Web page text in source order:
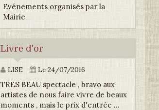
Evénements organisés par la
Mairie
Livre d'or
LISE Le 24/07/2016
TRES BEAU spectacle , bravo aux
artistes de nous faire vivre de beaux
moments , mais le prix d'entrée ...